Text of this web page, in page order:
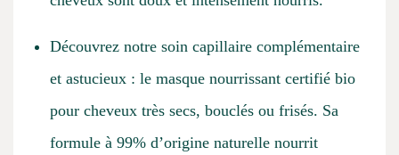
Découvrez notre soin capillaire complémentaire
et astucieux : le masque nourrissant certifié bio
pour cheveux très secs, bouclés ou frisés. Sa
formule à 99% d’origine naturelle nourrit